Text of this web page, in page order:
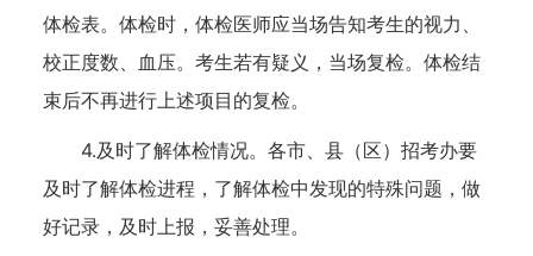
体检表。体检时，体检医师应当场告知考生的视力、
校正度数、血压。考生若有疑义，当场复检。体检结
束后不再进行上述项目的复检。
4.及时了解体检情况。各市、县（区）招考办要
及时了解体检进程，了解体检中发现的特殊问题，做
好记录，及时上报，妥善处理。